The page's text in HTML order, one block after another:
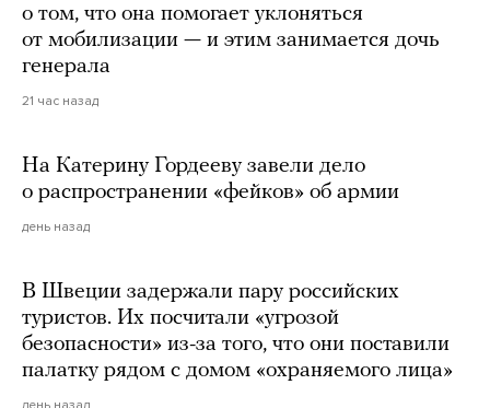
о том, что она помогает уклоняться
от мобилизации — и этим занимается дочь
генерала
21 час назад
На Катерину Гордееву завели дело
о распространении «фейков» об армии
день назад
В Швеции задержали пару российских
туристов. Их посчитали «угрозой
безопасности» из-за того, что они поставили
палатку рядом с домом «охраняемого лица»
день назад